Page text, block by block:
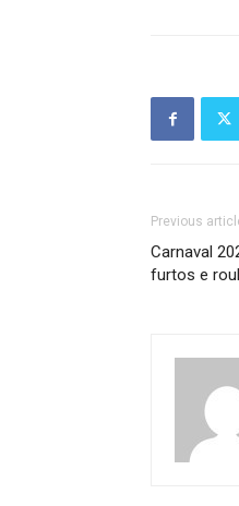
Previous
Carnaval
furtos e